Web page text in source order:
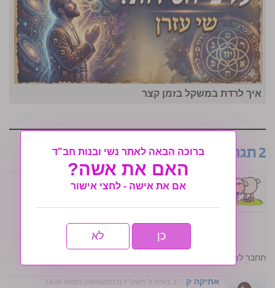
איך לרדת במשקל בזמן קצר
2 תגובות
התחבר למערכת כדי להשתתף בדיון
אתיקה ק י״ב באייר ה׳תשע״ז (08/05/2017) בשעה 14:25
ברוכה הבאה לאתר נשי ובנות חב"ד
האם את אשה?
אם את אישה - לחצי אישור
כן לא